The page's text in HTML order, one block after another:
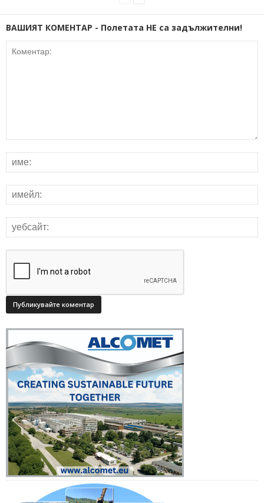
ВАШИЯТ КОМЕНТАР - Полетата НЕ са задължителни!